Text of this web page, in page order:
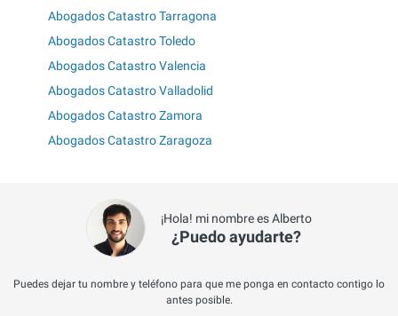
Abogados Catastro Tarragona
Abogados Catastro Toledo
Abogados Catastro Valencia
Abogados Catastro Valladolid
Abogados Catastro Zamora
Abogados Catastro Zaragoza
¡Hola! mi nombre es Alberto
¿Puedo ayudarte?
Puedes dejar tu nombre y teléfono para que me ponga en contacto contigo lo
antes posible.